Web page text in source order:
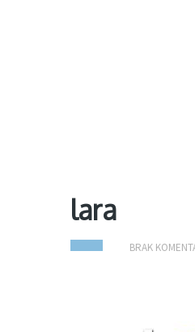
lara
BRAK